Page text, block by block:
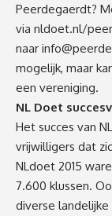
Peerdegaerdt?
via nldoet.nl/
naar
mogelijk, maar
een vereniging.
NL Doet
Het succes van
vrijwilligers dat
NLdoet 2015
7.600 klussen.
diverse